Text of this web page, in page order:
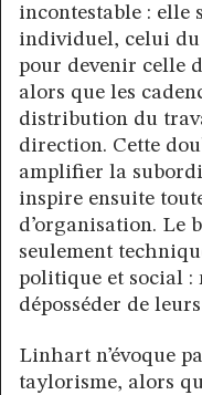
incontestable : elle
individuel, celui
pour devenir celle
alors que les
distribution du
direction. Cette
amplifier la
inspire ensuite
d’organisation. Le
seulement
politique et social :
déposséder de
Linhart n’évoque
taylorisme, alors